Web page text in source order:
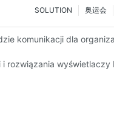
奥运会
SOLUTION
z technologią
komunikacji dla
i rozwiązania